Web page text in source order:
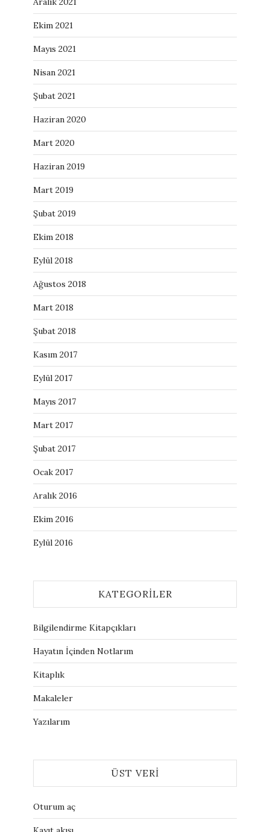
Ekim 2021
Mayıs 2021
Nisan 2021
Şubat 2021
Haziran 2020
Mart 2020
Haziran 2019
Mart 2019
Şubat 2019
Ekim 2018
Eylül 2018
Ağustos 2018
Mart 2018
Şubat 2018
Kasım 2017
Eylül 2017
Mayıs 2017
Mart 2017
Şubat 2017
Ocak 2017
Aralık 2016
Ekim 2016
Eylül 2016
KATEGORILER
Bilgilendirme Kitapçıkları
Hayatın İçinden Notlarım
Kitaplık
Makaleler
Yazılarım
ÜST VERI
Oturum aç